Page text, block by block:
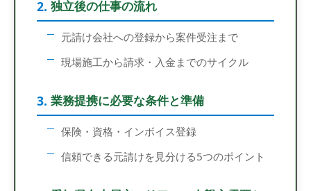
独立後の仕事の流れ
元請け会社への登録から案件受注まで
現場施工から請求・入金までのサイクル
業務提携に必要な条件と準備
保険・資格・インボイス登録
信頼できる元請けを見分ける5つのポイント